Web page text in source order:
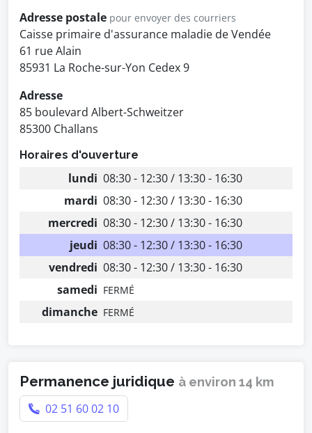
Adresse postale pour envoyer des courriers
Caisse primaire d'assurance maladie de Vendée
61 rue Alain
85931 La Roche-sur-Yon Cedex 9
Adresse
85 boulevard Albert-Schweitzer
85300 Challans
Horaires d'ouverture
lundi 08:30 - 12:30 / 13:30 - 16:30
mardi 08:30 - 12:30 / 13:30 - 16:30
mercredi 08:30 - 12:30 / 13:30 - 16:30
jeudi 08:30 - 12:30 / 13:30 - 16:30
vendredi 08:30 - 12:30 / 13:30 - 16:30
samedi FERMÉ
dimanche FERMÉ
Permanence juridique à environ 14 km
02 51 60 02 10